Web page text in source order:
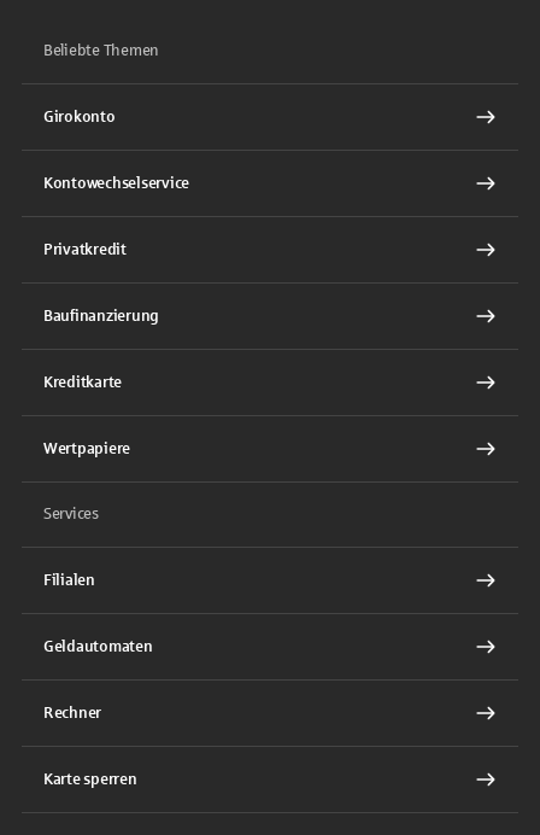
Beliebte Themen
Girokonto
Kontowechselservice
Privatkredit
Baufinanzierung
Kreditkarte
Wertpapiere
Services
Filialen
Geldautomaten
Rechner
Karte sperren